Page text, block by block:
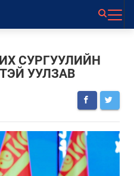
СУРГУУЛИЙН
УУЛЗАВ